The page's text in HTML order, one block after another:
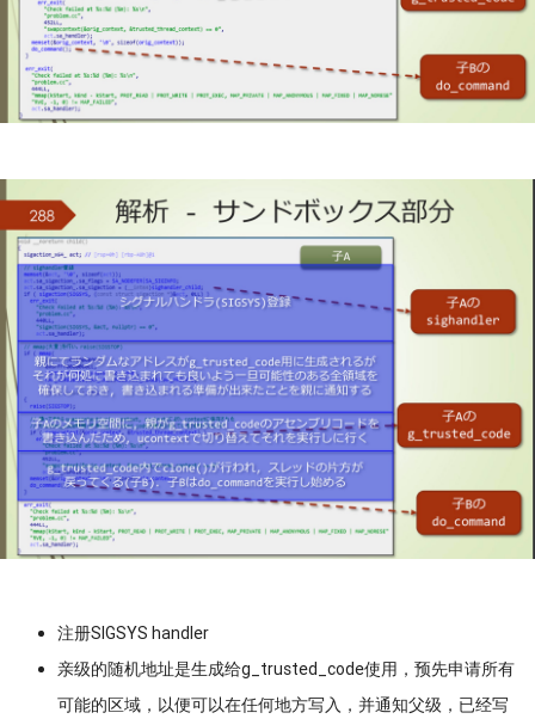
注册SIGSYS handler
亲级的随机地址是生成给g_trusted_code使用，预先申请所有
可能的区域，以便可以在任何地方写入，并通知父级，已经写